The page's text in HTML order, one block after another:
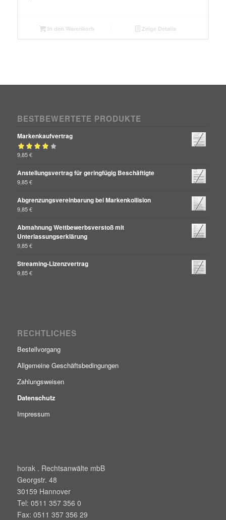
In den Warenkorb Zeige Details
BESTBEWERTETE PRODUKTE
Markenkaufvertrag
Bewertet mit
9,85€
Anstellungsvertrag für geringfügig Beschäftigte
9,85€
Abgrenzungsvereinbarung bei Markenkollision
9,85€
Abmahnung Wettbewerbsverstoß mit
Unterlassungserklärung
9,85€
Streaming-Lizenzvertrag
9,85€
RECHTLICHES
Bestellvorgang
Allgemeine Geschäftsbedingungen
Zahlungsweisen
Datenschutz
Impressum
horak . Rechtsanwälte mbB
Georgstr. 48
30159 Hannover
Tel: 0511 357 356 0
Fax: 0511 357 356 29